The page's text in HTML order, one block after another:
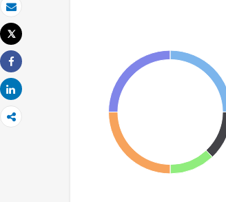
Email
Imprimir
Tweet
Share
Share